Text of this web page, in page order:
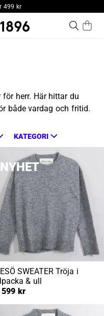
499 kr
herr. Här hittar du
både vardag och fritid.
KATEGORI
NYHET
SWEATER Tröja i
& ull
599 kr